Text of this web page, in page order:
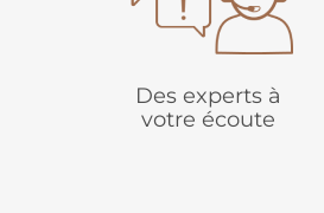
Des experts à
votre écoute